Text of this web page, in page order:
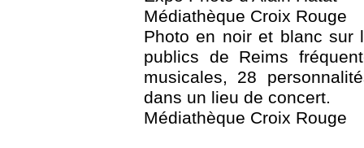
Médiathèque Croix Rouge
Photo en noir et blanc sur
publics de Reims
musicales, 28
dans un lieu de concert.
Médiathèque Croix Rouge